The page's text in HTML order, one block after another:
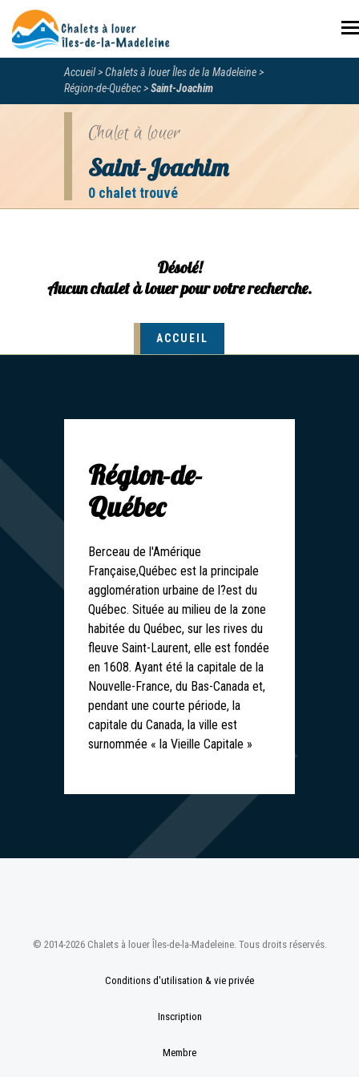
Accueil
Chalets à louer Îles de la Madeleine
Région-de-Québec
Saint-Joachim
Chalet à louer
Saint-Joachim
0 chalet trouvé
Désolé!
Aucun chalet à louer pour votre recherche.
ACCUEIL
Région-de-
Québec
Berceau de l'Amérique
Française,Québec est la principale
agglomération urbaine de l?est du
Québec. Située au milieu de la zone
habitée du Québec, sur les rives du
fleuve Saint-Laurent, elle est fondée
en 1608. Ayant été la capitale de la
Nouvelle-France, du Bas-Canada et,
pendant une courte période, la
capitale du Canada, la ville est
surnommée « la Vieille Capitale »
© 2014-2026 Chalets à louer Îles-de-la-Madeleine. Tous droits réservés.
Conditions d'utilisation & vie privée
Inscription
Membre